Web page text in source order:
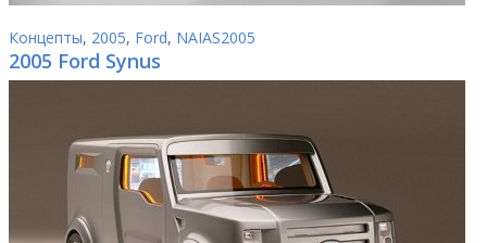
Концепты, 2005, Ford, NAIAS2005
2005 Ford Synus